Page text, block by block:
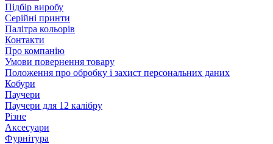
Підбір виробу
Серійні принти
Палітра кольорів
Контакти
Про компанію
Умови повернення товару
Положення про обробку і захист персональних даних
Кобури
Паучери
Паучери для 12 калібру
Різне
Аксесуари
Фурнітура